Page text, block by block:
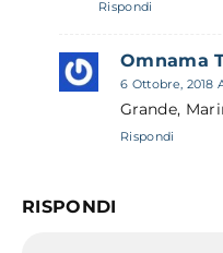
Rispondi
Omnama
6 Ottobre, 2018
Grande,
Rispondi
RISPONDI